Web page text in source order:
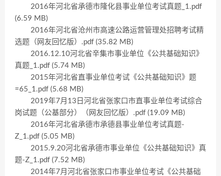
2016年河北省承德市隆化县事业单位考试真题_1.pdf
(6.59 MB)
2016年河北省沧州市高速公路运营管理处招聘考试精
选题（网友回忆版）.pdf (35.82 MB)
2016.12.10河北省辛集市事业单位《公共基础知识》
真题_1.pdf (5.74 MB)
2015年河北省直事业单位考试《公共基础知识》题
=65_1.pdf (5.68 MB)
2019年7月13日河北省张家口市直事业单位考试综合
岗试题（公基部分）（网友回忆版）.pdf (19.09 MB)
2016年河北省承德市承德县事业单位考试真题-
Z_1.pdf (5.05 MB)
2015.9.20河北省承德市事业单位《公共基础知识》真
题-Z_1.pdf (7.52 MB)
2014年7月河北省张家口市事业单位考试《公共基础